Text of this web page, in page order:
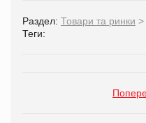
Раздел: Товари та ринки >
Теги: